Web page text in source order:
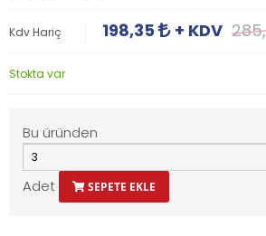
Kdv Hariç 198,35 + KDV
Stokta var
Bu üründen
Adet SEPETE EKLE